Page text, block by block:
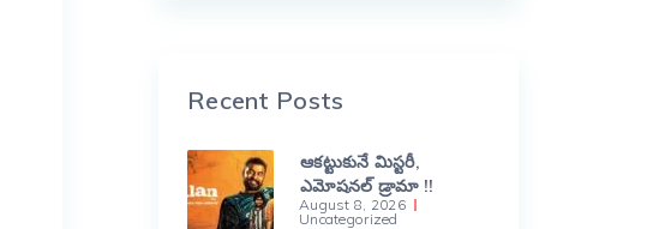
Recent Posts
ఆకట్టుకునే మిస్టరీ,
ఎమోషనల్ డ్రామా !!
August 8, 2026
Uncategorized